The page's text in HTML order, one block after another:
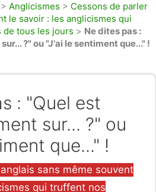
> Anglicismes > Cessons de parler
le savoir : les anglicismes qui
tous les jours > Ne dites pas :
?" ou "J'ai le sentiment que..." !
: "Quel est
sur... ?" ou
que..." !
sans même souvent
qui truffent nos